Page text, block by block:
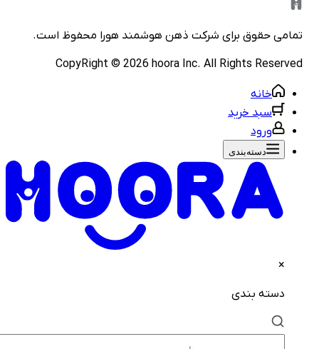
حقوق برای شرکتذهن هوشمند هورامحفوظ است.
CopyRight ©2026hoora Inc. All Rights
خانه
سبد خرید
ورود
دسته‌بندی‌
دسته بندی